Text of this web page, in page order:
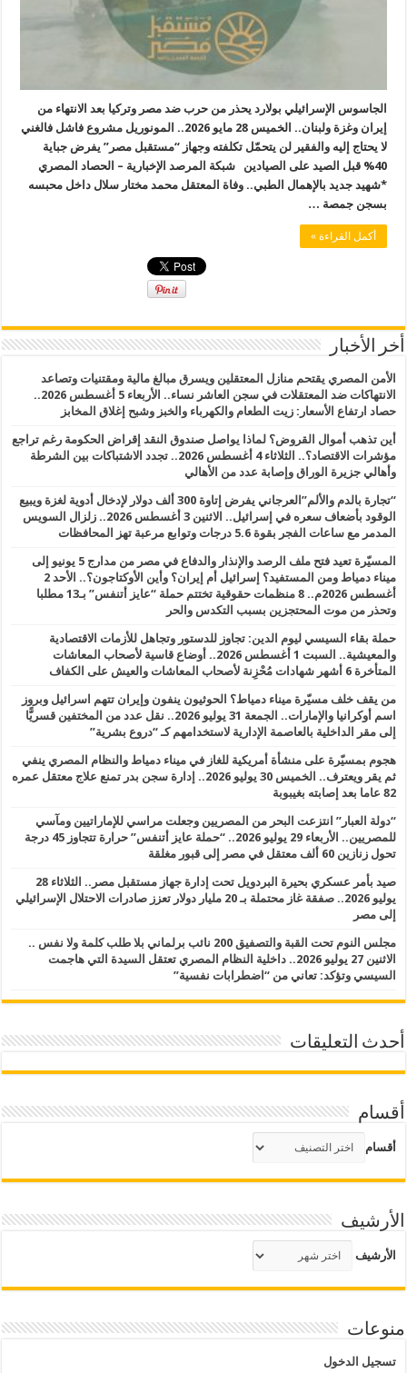
الجاسوس الإسرائيلي بولارد يحذر من حرب ضد مصر وتركيا بعد الانتهاء من
إيران وغزة ولبنان.. الخميس 28 مايو 2026.. المونوريل مشروع فاشل فالغني
لا يحتاج إليه والفقير لن يتحمّل تكلفته وجهاز “مستقبل مصر” يفرض جباية
40% قبل الصيد على الصيادين شبكة المرصد الإخبارية – الحصاد المصري
*شهيد جديد بالإهمال الطبي.. وفاة المعتقل محمد مختار سلال داخل محبسه
بسجن جمصة …
أكمل القراءة »
أخر الأخبار
الأمن المصري يقتحم منازل المعتقلين ويسرق مبالغ مالية ومقتنيات وتصاعد
الانتهاكات ضد المعتقلات في سجن العاشر نساء.. الأربعاء 5 أغسطس 2026..
حصاد ارتفاع الأسعار: زيت الطعام والكهرباء والخبز وشبح إغلاق المخابز
أين تذهب أموال القروض؟ لماذا يواصل صندوق النقد إقراض الحكومة رغم تراجع
مؤشرات الاقتصاد؟.. الثلاثاء 4 أغسطس 2026.. تجدد الاشتباكات بين الشرطة
وأهالي جزيرة الوراق وإصابة عدد من الأهالي
“تجارة بالدم والألم”العرجاني يفرض إتاوة 300 ألف دولار لإدخال أدوية لغزة ويبيع
الوقود بأضعاف سعره في إسرائيل.. الاثنين 3 أغسطس 2026.. زلزال السويس
المدمر مع ساعات الفجر بقوة 5.6 درجات وتوابع مرعبة تهز المحافظات
المسيّرة تعيد فتح ملف الرصد والإنذار والدفاع في مصر من مدارج 5 يونيو إلى
ميناء دمياط ومن المستفيد؟ إسرائيل أم إيران؟ وأين الأوكتاجون؟.. الأحد 2
أغسطس 2026م.. 8 منظمات حقوقية تختتم حملة “عايز أتنفس” بـ13 مطلبا
وتحذر من موت المحتجزين بسبب التكدس والحر
حملة بقاء السيسي ليوم الدين: تجاوز للدستور وتجاهل للأزمات الاقتصادية
والمعيشية.. السبت 1 أغسطس 2026.. أوضاع قاسية لأصحاب المعاشات
المتأخرة 6 أشهر شهادات مُحْزِنة لأصحاب المعاشات والعيش على الكفاف
من يقف خلف مسيّرة ميناء دمياط؟ الحوثيون ينفون وإيران تتهم اسرائيل وبروز
اسم أوكرانيا والإمارات.. الجمعة 31 يوليو 2026.. نقل عدد من المختفين قسريًّا
إلى مقر الداخلية بالعاصمة الإدارية لاستخدامهم كـ “دروع بشرية”
هجوم بمسيّرة على منشأة أمريكية للغاز في ميناء دمياط والنظام المصري ينفي
ثم يقر ويعترف.. الخميس 30 يوليو 2026.. إدارة سجن بدر تمنع علاج معتقل عمره
82 عاما بعد إصابته بغيبوبة
“دولة العبار” انتزعت البحر من المصريين وجعلت مراسي للإماراتيين ومآسي
للمصريين.. الأربعاء 29 يوليو 2026.. “حملة عايز أتنفس” حرارة تتجاوز 45 درجة
تحول زنازين 60 ألف معتقل في مصر إلى قبور مغلقة
صيد بأمر عسكري بحيرة البردويل تحت إدارة جهاز مستقبل مصر.. الثلاثاء 28
يوليو 2026.. صفقة غاز محتملة بـ 20 مليار دولار تعزز صادرات الاحتلال الإسرائيلي
إلى مصر
مجلس النوم تحت القبة والتصفيق 200 نائب برلماني بلا طلب كلمة ولا نفس ..
الاثنين 27 يوليو 2026.. داخلية النظام المصري تعتقل السيدة التي هاجمت
السيسي وتؤكد: تعاني من “اضطرابات نفسية”
أحدث التعليقات
أقسام
أقسام
الأرشيف
الأرشيف
منوعات
تسجيل الدخول